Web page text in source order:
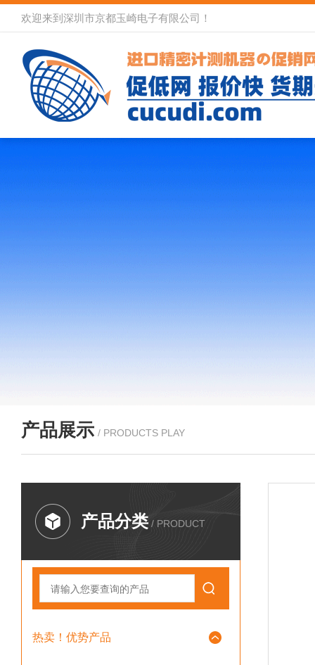
欢迎来到深圳市京都玉崎电子有限公司！
产品展示 / PRODUCTS PLAY
产品分类 / PRODUCT
热卖！优势产品